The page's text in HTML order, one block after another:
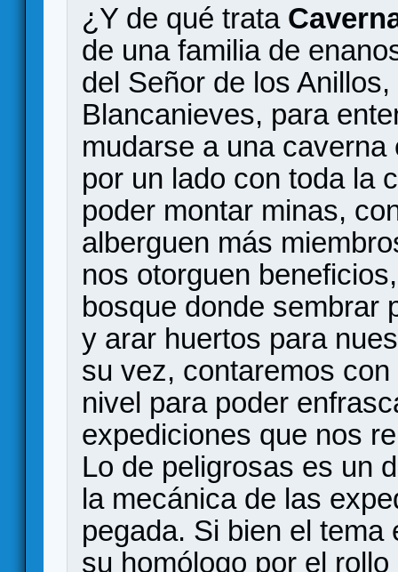
¿Y de qué trata
de una familia de
del Señor de los
Blancanieves, para
mudarse a una
por un lado con toda la
poder montar minas,
alberguen más
nos otorguen
bosque donde sembrar
y arar huertos para
su vez, contaremos
nivel para poder
expediciones que nos
Lo de peligrosas es un
la mecánica de las
pegada. Si bien el
su homólogo por el